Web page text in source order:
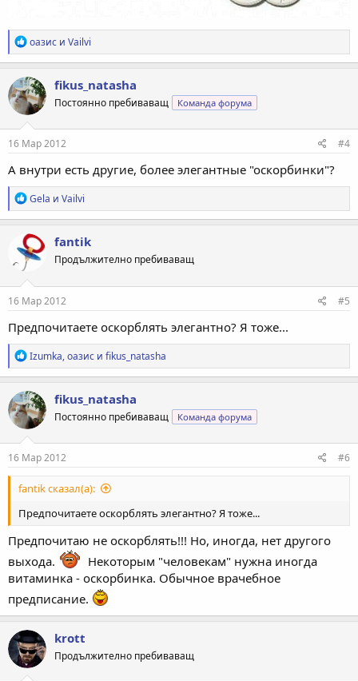
Р
е
а
к
ц
и
и
:
оазис и Vailvi
fikus_natasha
Постоянно пребиваващ Команда форума
16 Мар 2012 #4
А внутри есть другие, более элегантные "оскорбинки"?
Р
е
а
к
ц
и
:
Gela и Vailvi
fantik
Продължително пребиваващ
16 Мар 2012 #5
Предпочитаете оскорблять элегантно? Я тоже...
Р
е
а
к
ц
и
и
:
Izumka,оазис и fikus_natasha
fikus_natasha
Постоянно пребиваващ Команда форума
16 Мар 2012 #6
fantik сказал(а):
Предпочитаете оскорблять элегантно? Я тоже...
Предпочитаю не оскорблять!!! Но, иногда, нет другого
выхода.
Некоторым "человекам" нужна иногда
витаминка - оскорбинка. Обычное врачебное
предписание.
krott
Продължително пребиваващ